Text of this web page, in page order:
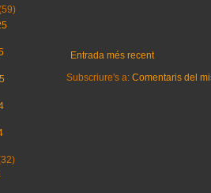
Entrada més recent
Subscriure's a: Comentaris del